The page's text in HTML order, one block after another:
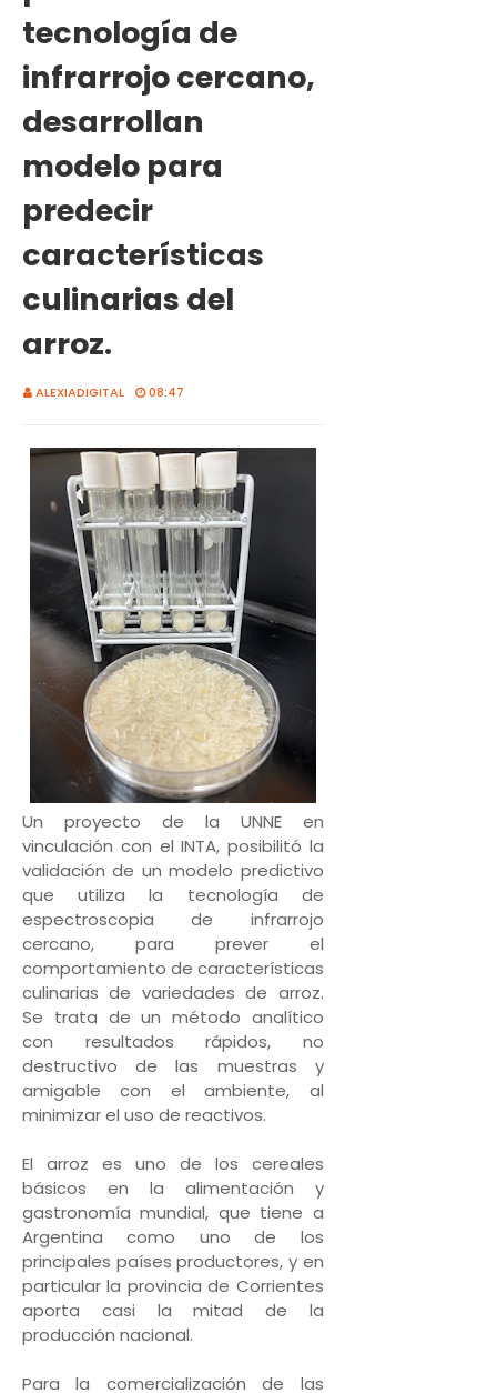
tecnología de
infrarrojo cercano,
desarrollan
modelo para
predecir
características
culinarias del
arroz.
ALEXIADIGITAL 08:47
Un proyecto de la UNNE en
vinculación con el INTA, posibilitó la
validación de un modelo predictivo
que utiliza la tecnología de
espectroscopia de infrarrojo
cercano, para prever el
comportamiento de características
culinarias de variedades de arroz.
Se trata de un método analítico
con resultados rápidos, no
destructivo de las muestras y
amigable con el ambiente, al
minimizar el uso de reactivos.
El arroz es uno de los cereales
básicos en la alimentación y
gastronomía mundial, que tiene a
Argentina como uno de los
principales países productores, y en
particular la provincia de Corrientes
aporta casi la mitad de la
producción nacional.
Para la comercialización de las